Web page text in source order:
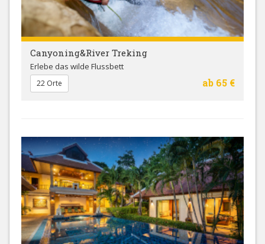
Canyoning&River Treking
Erlebe das wilde Flussbett
ab 65 €
22 Orte